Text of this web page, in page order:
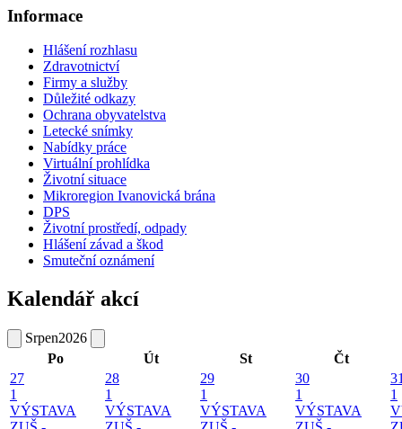
Informace
Hlášení rozhlasu
Zdravotnictví
Firmy a služby
Důležité odkazy
Ochrana obyvatelstva
Letecké snímky
Nabídky práce
Virtuální prohlídka
Životní situace
Mikroregion Ivanovická brána
DPS
Životní prostředí, odpady
Hlášení závad a škod
Smuteční oznámení
Kalendář akcí
Srpen2026
Po
Út St
Čt
27
1
VÝSTAVA
28
1
VÝSTAVA
29
1
VÝSTAVA
30
1
VÝSTAVA
1